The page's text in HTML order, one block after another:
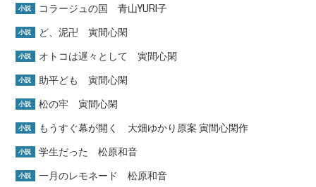
小説 コラージュの国 青山YURI子
小説 ど、泥卍 寅間心閑
小説 オトコは遅々として 寅間心閑
小説 助平ども 寅間心閑
小説 松の牢 寅間心閑
小説 もうすぐ幕が開く 大畑ゆかり原案 寅間心閑作
小説 学生だった 松原和音
小説 一月のレモネード 松原和音